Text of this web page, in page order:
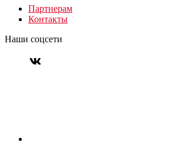
Партнерам
Контакты
Наши соцсети